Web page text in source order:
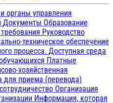
органы управления
Документы Образование
Руководство
техническое обеспечение
процесса. Доступная среда
Платные
хозяйственная
для приема (перевода)
Организация
Информация, которая